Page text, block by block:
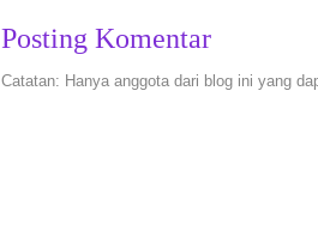
Posting Komentar
Catatan: Hanya anggota dari blog ini yang